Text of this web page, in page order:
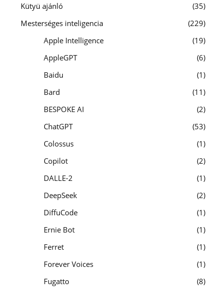
Kütyü ajánló
35
Mesterséges inteligencia
229
Apple Intelligence
19
AppleGPT
6
Baidu
1
Bard
11
BESPOKE AI
2
ChatGPT
53
Colossus
1
Copilot
2
DALLE-2
1
DeepSeek
2
DiffuCode
1
Ernie Bot
1
Ferret
1
Forever Voices
1
Fugatto
8